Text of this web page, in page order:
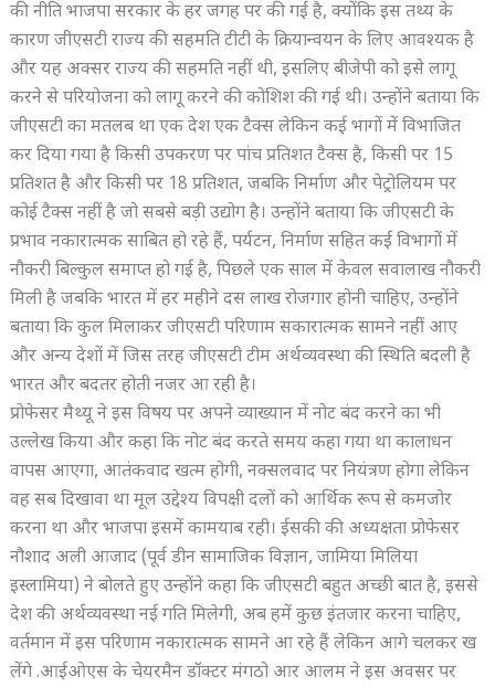
की नीति भाजपा सरकार के हर जगह पर की गई है, क्योंकि इस तथ्य के
कारण जीएसटी राज्य की सहमति टीटी के क्रियान्वयन के लिए आवश्यक है
और यह अक्सर राज्य की सहमति नहीं थी, इसलिए बीजेपी को इसे लागू
करने से परियोजना को लागू करने की कोशिश की गई थी। उन्होंने बताया कि
जीएसटी का मतलब था एक देश एक टैक्स लेकिन कई भागों में विभाजित
कर दिया गया है किसी उपकरण पर पांच प्रतिशत टैक्स है, किसी पर 15
प्रतिशत है और किसी पर 18 प्रतिशत, जबकि निर्माण और पेट्रोलियम पर
कोई टैक्स नहीं है जो सबसे बड़ी उद्योग है। उन्होंने बताया कि जीएसटी के
प्रभाव नकारात्मक साबित हो रहे हैं, पर्यटन, निर्माण सहित कई विभागों में
नौकरी बिल्कुल समाप्त हो गई है, पिछले एक साल में केवल सवालाख नौकरी
मिली है जबकि भारत में हर महीने दस लाख रोजगार होनी चाहिए, उन्होंने
बताया कि कुल मिलाकर जीएसटी परिणाम सकारात्मक सामने नहीं आए
और अन्य देशों में जिस तरह जीएसटी टीम अर्थव्यवस्था की स्थिति बदली है
भारत और बदतर होती नजर आ रही है।
प्रोफेसर मैथ्यू ने इस विषय पर अपने व्याख्यान में नोट बंद करने का भी
उल्लेख किया और कहा कि नोट बंद करते समय कहा गया था कालाधन
वापस आएगा, आतंकवाद खत्म होगी, नक्सलवाद पर नियंत्रण होगा लेकिन
वह सब दिखावा था मूल उद्देश्य विपक्षी दलों को आर्थिक रूप से कमजोर
करना था और भाजपा इसमें कामयाब रही। ईसकी की अध्यक्षता प्रोफेसर
नौशाद अली आजाद (पूर्व डीन सामाजिक विज्ञान, जामिया मिलिया
इस्लामिया) ने बोलते हुए उन्होंने कहा कि जीएसटी बहुत अच्छी बात है, इससे
देश की अर्थव्यवस्था नई गति मिलेगी, अब हमें कुछ इंतजार करना चाहिए,
वर्तमान में इस परिणाम नकारात्मक सामने आ रहे हैं लेकिन आगे चलकर ख
लेंगे .आईओएस के चेयरमैन डॉक्टर मंगठो आर आलम ने इस अवसर पर